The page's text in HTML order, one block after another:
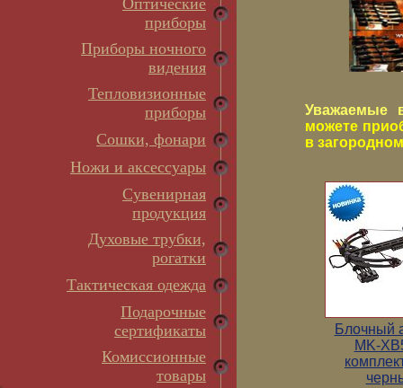
Оптические
приборы
Приборы ночного
видения
Тепловизионные
приборы
Сошки, фонари
Ножи и аксессуары
Сувенирная
продукция
Духовые трубки,
рогатки
Тактическая одежда
Подарочные
сертификаты
Комиссионные
товары
Уважаемые
можете
в
Блочный
MK-